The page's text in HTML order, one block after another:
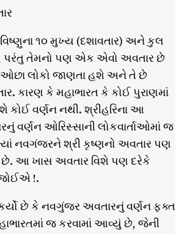
૧૦ મુખ્ય (દશાવતાર) અને કુલ
પરંતુ તેમનો પણ એક એવો અવતાર છે
લોકો જાણતા હશે અને તે છે
કારણ કે મહાભારત કે કોઈ પુરાણમાં
કોઈ વર્ણન નથી. શ્રીહરિના આ
વર્ણન ઓરિસ્સાની લોકવાર્તાઓમાં જ
નવગંજરને શ્રી કૃષ્ણનો અવતાર પણ
છે. આ ખાસ અવતાર વિશે પણ દરેકે
!.
છે કે નવગુંજર અવતારનું વર્ણન ફક્ત
જ કરવામાં આવ્યું છે, જેની